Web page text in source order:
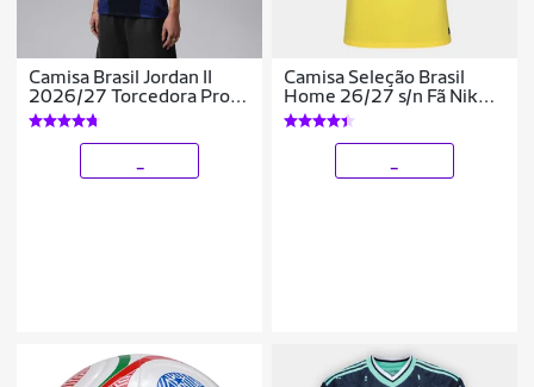
Camisa Brasil Jordan II
2026/27 Torcedora Pro
Feminina
Camisa Seleção Brasil
Home 26/27 s/n Fã Nike
Masculina